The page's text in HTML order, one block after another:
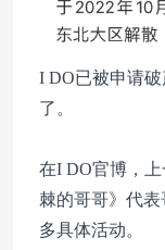
I DO已被申请
了。
在I DO官博，
棘的哥哥》代
多具体活动。